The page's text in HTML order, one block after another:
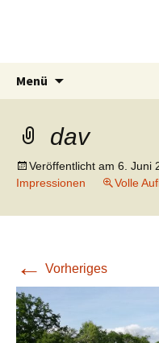
Menü
dav
Veröffentlicht am 6. Juni
Impressionen
Volle
← Vorheriges